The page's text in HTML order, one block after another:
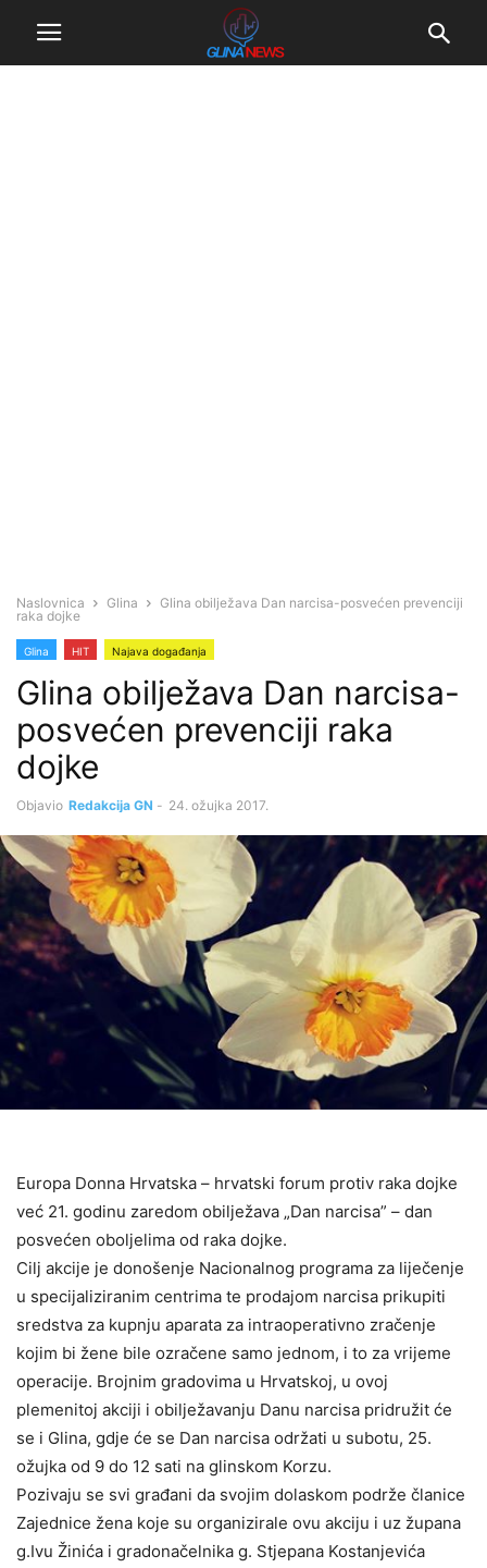
Naslovnica Glina
Glina obilježava Dan narcisa-posvećen prevenciji
raka dojke
Glina HIT Najava događanja
Glina obilježava Dan narcisa-
posvećen prevenciji raka
dojke
Objavio Redakcija GN - 24. ožujka 2017.
Europa Donna Hrvatska – hrvatski forum protiv raka dojke
već 21. godinu zaredom obilježava „Dan narcisa” – dan
posvećen oboljelima od raka dojke.
Cilj akcije je donošenje Nacionalnog programa za liječenje
u specijaliziranim centrima te prodajom narcisa prikupiti
sredstva za kupnju aparata za intraoperativno zračenje
kojim bi žene bile ozračene samo jednom, i to za vrijeme
operacije. Brojnim gradovima u Hrvatskoj, u ovoj
plemenitoj akciji i obilježavanju Danu narcisa pridružit će
se i Glina, gdje će se Dan narcisa održati u subotu, 25.
ožujka od 9 do 12 sati na glinskom Korzu.
Pozivaju se svi građani da svojim dolaskom podrže članice
Zajednice žena koje su organizirale ovu akciju i uz župana
g.Ivu Žinića i gradonačelnika g. Stjepana Kostanjevića